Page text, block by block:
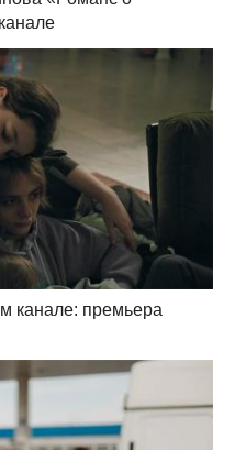
канале: премьера